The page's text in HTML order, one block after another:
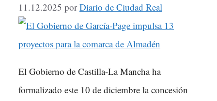
11.12.2025 porDiario de Ciudad Real
El Gobierno de Castilla-La Mancha ha
formalizado este 10 de diciembre la concesión